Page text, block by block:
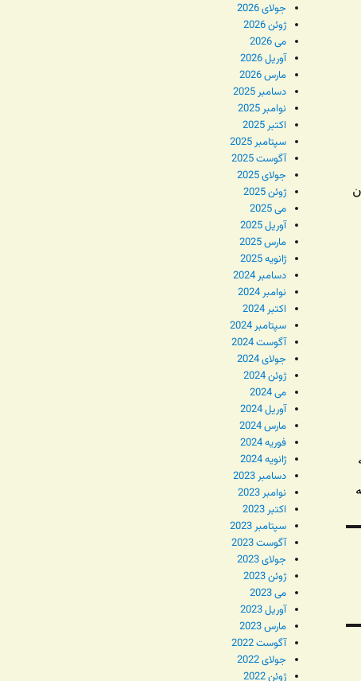
جولای 2026
ژوئن 2026
می 2026
آوریل 2026
مارس 2026
دسامبر 2025
نوامبر 2025
اکتبر 2025
سپتامبر 2025
آگوست 2025
جولای 2025
ژوئن 2025
می 2025
آوریل 2025
مارس 2025
ژانویه 2025
دسامبر 2024
نوامبر 2024
اکتبر 2024
سپتامبر 2024
آگوست 2024
جولای 2024
ژوئن 2024
می 2024
آوریل 2024
مارس 2024
فوریه 2024
ژانویه 2024
دسامبر 2023
نوامبر 2023
اکتبر 2023
سپتامبر 2023
آگوست 2023
جولای 2023
ژوئن 2023
می 2023
آوریل 2023
مارس 2023
آگوست 2022
جولای 2022
ژوئن 2022